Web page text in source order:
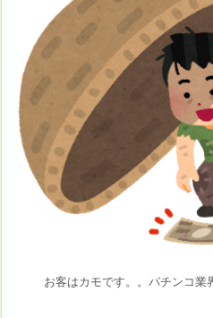
お客はカモです。。パチンコ業